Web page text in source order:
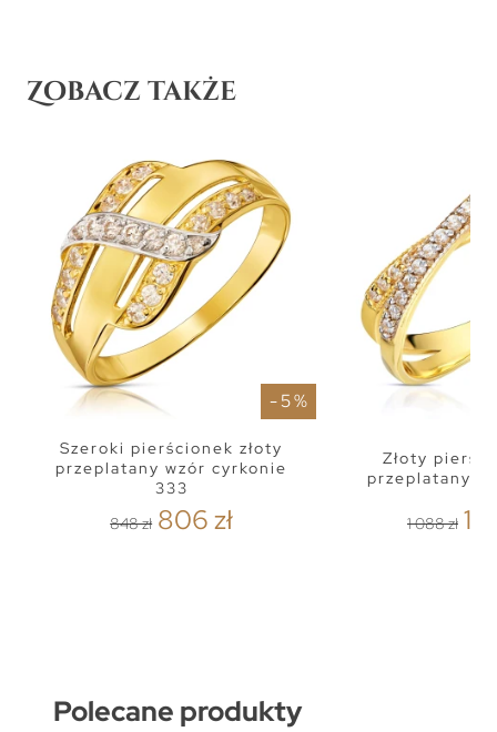
Zobacz także
- 5 %
Szeroki pierścionek złoty
przeplatany wzór cyrkonie
333
848 zł 806 zł
Złoty
przeplatany z
1 088 zł 1
Polecane produkty